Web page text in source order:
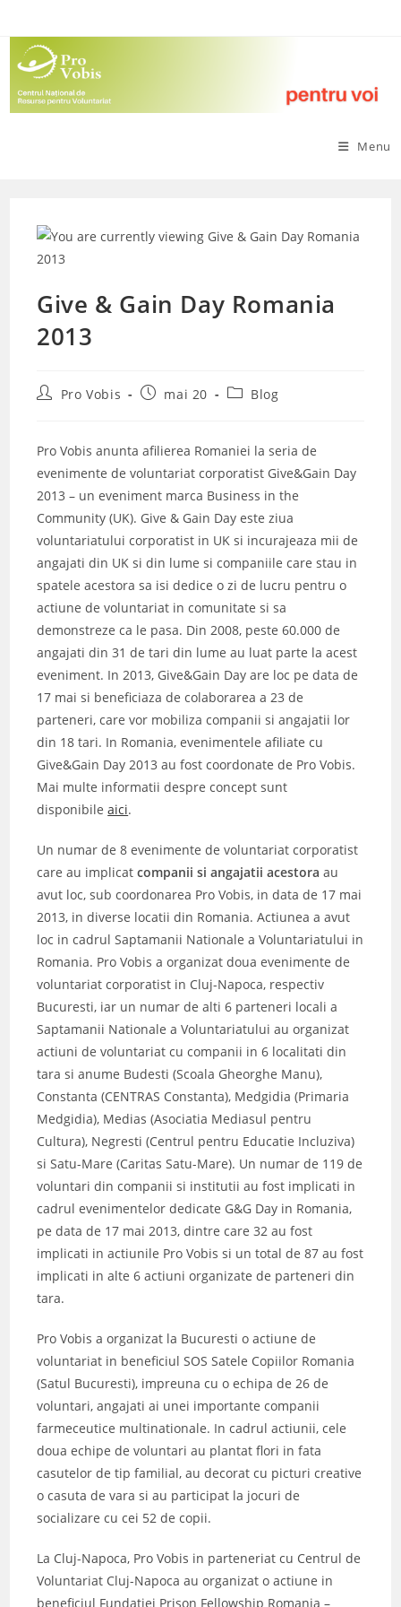
to
content
Menu
Give & Gain Day Romania
2013
PostPro Vobis
Postmai 20
PostBlog
Pro Vobis anunta afilierea Romaniei la seria de
evenimente de voluntariat corporatist Give&Gain Day
2013 – un eveniment marca Business in the
Community (UK). Give & Gain Day este ziua
voluntariatului corporatist in UK si incurajeaza mii de
angajati din UK si din lume si companiile care stau in
spatele acestora sa isi dedice o zi de lucru pentru o
actiune de voluntariat in comunitate si sa
demonstreze ca le pasa. Din 2008, peste 60.000 de
angajati din 31 de tari din lume au luat parte la acest
eveniment. In 2013, Give&Gain Day are loc pe data de
17 mai si beneficiaza de colaborarea a 23 de
parteneri, care vor mobiliza companii si angajatii lor
din 18 tari. In Romania, evenimentele afiliate cu
Give&Gain Day 2013 au fost coordonate de Pro Vobis.
Mai multe informatii despre concept sunt
disponibileaici.
Un numar de 8 evenimente de voluntariat corporatist
care au implicatcompanii si angajatii acestoraau
avut loc, sub coordonarea Pro Vobis, in data de 17 mai
2013, in diverse locatii din Romania. Actiunea a avut
loc in cadrul Saptamanii Nationale a Voluntariatului in
Romania. Pro Vobis a organizat doua evenimente de
voluntariat corporatist in Cluj-Napoca, respectiv
Bucuresti, iar un numar de alti 6 parteneri locali a
Saptamanii Nationale a Voluntariatului au organizat
actiuni de voluntariat cu companii in 6 localitati din
tara si anume Budesti (Scoala Gheorghe Manu),
Constanta (CENTRAS Constanta), Medgidia (Primaria
Medgidia), Medias (Asociatia Mediasul pentru
Cultura), Negresti (Centrul pentru Educatie Incluziva)
si Satu-Mare (Caritas Satu-Mare). Un numar de 119 de
voluntari din companii si institutii au fost implicati in
cadrul evenimentelor dedicate G&G Day in Romania,
pe data de 17 mai 2013, dintre care 32 au fost
implicati in actiunile Pro Vobis si un total de 87 au fost
implicati in alte 6 actiuni organizate de parteneri din
tara.
Pro Vobis a organizat la Bucuresti o actiune de
voluntariat in beneficiul SOS Satele Copiilor Romania
(Satul Bucuresti), impreuna cu o echipa de 26 de
voluntari, angajati ai unei importante companii
farmeceutice multinationale. In cadrul actiunii, cele
doua echipe de voluntari au plantat flori in fata
casutelor de tip familial, au decorat cu picturi creative
o casuta de vara si au participat la jocuri de
socializare cu cei 52 de copii.
La Cluj-Napoca, Pro Vobis in parteneriat cu Centrul de
Voluntariat Cluj-Napoca au organizat o actiune in
beneficiul Fundatiei Prison Fellowship Romania –